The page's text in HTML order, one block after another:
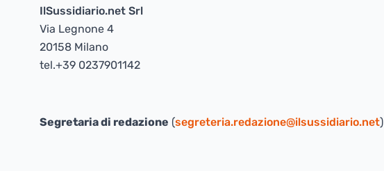
IlSussidiario.net Srl
Via Legnone 4
20158 Milano
tel.+39 0237901142
Segretaria di redazione (segreteria.redazione@ilsussidiario.net)